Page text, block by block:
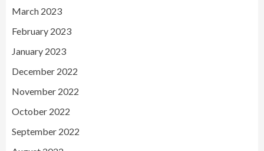
March 2023
February 2023
January 2023
December 2022
November 2022
October 2022
September 2022